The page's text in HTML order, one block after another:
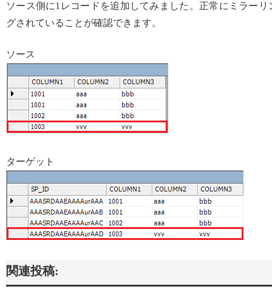
ソース側に1レコードを追加してみました。正常にミラーリ
グされていることが確認できます。
ソース
ターゲット
関連投稿: